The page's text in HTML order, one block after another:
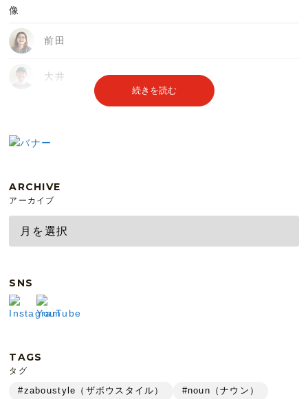
前田
大井
続きを読む
ARCHIVE
アーカイブ
SNS
TAGS
タグ
#zaboustyle（ザボウスタイル） #noun（ナウン）